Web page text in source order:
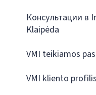
Консультации в
Klaipėda
VMI teikiamos
VMI kliento profilis